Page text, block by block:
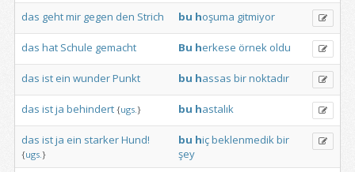
das gehtmir gegen den Strich bu hoşuma gitmiyor
das hat Schule gemacht Bu herkese örnek oldu
das ist ein wunderPunkt bu hassas birnoktadır
das istja behindert {ugs.} bu hastalık
das istja ein starkerHund!
{ugs.}
bu hiçbeklenmedikbir
şey